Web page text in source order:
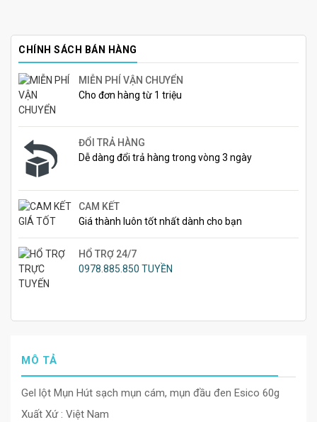
CHÍNH SÁCH BÁN HÀNG
MIỄN PHÍ VẬN CHUYỂN
Cho đơn hàng từ 1 triệu
ĐỔI TRẢ HÀNG
Dễ dàng đổi trả hàng trong vòng 3 ngày
CAM KẾT
Giá thành luôn tốt nhất dành cho bạn
HỔ TRỢ 24/7
0978.885.850 TUYỀN
MÔ TẢ
Gel lột Mụn Hút sạch mụn cám, mụn đầu đen Esico 60g
Xuất Xứ : Việt Nam